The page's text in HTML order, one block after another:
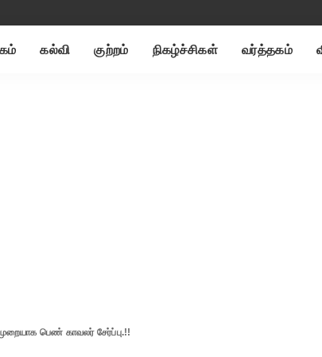
கல்வி குற்றம் நிகழ்ச்சிகள் வர்த்தகம்
முறையாக பெண் காவலர் சேர்ப்பு.!!